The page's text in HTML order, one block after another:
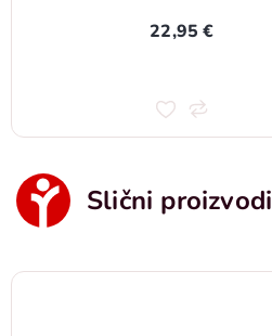
24,95 €
Slični proizvodi